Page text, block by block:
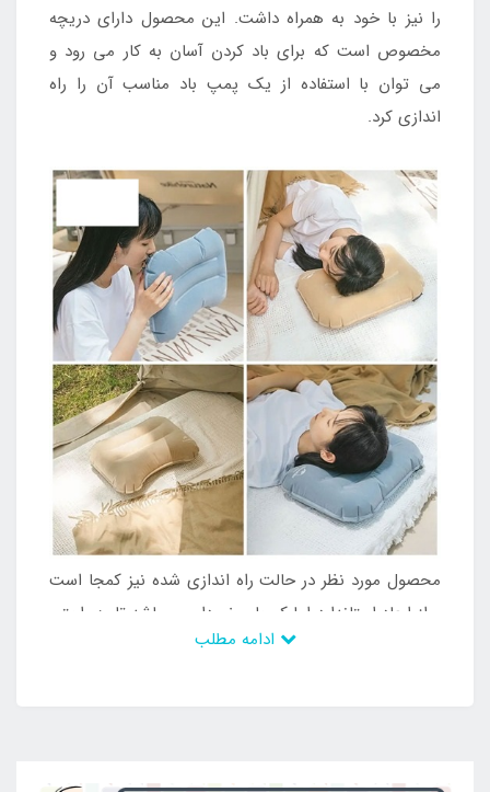
را نیز با خود به همراه داشت. این محصول دارای دریچه
مخصوص است که برای باد کردن آسان به کار می رود و
می توان با استفاده از یک پمپ باد مناسب آن را راه
اندازی کرد.
محصول مورد نظر در حالت راه اندازی شده نیز کمجا است
و از ابعاد استاندارد اما کمجا برخوردار می باشد تا به راحتی
استفاده شود و بتوان از آن در موقعیت های مختلف
نیز یک محصول بی عیب و نقص با وزن کم و قابلیت حمل